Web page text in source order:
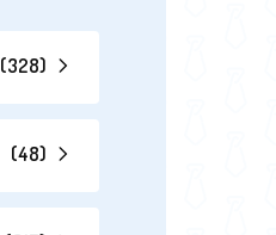
(328)
(48)